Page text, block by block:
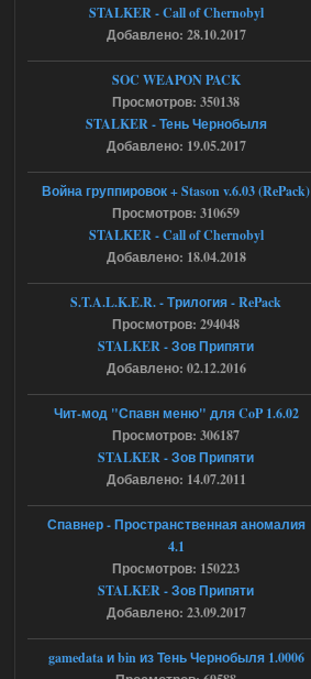
Доступно только для пользователей
Ответить ➤
Объединенный Пак 2 + OGSR +
STCoP WP 3.4
Доступно только для пользователей
Ответить ➤
04.08.2026
Объединенный Пак 2 + OGSR +
STCoP WP 3.4
Доступно только для пользователей
Ответить ➤
Объединенный Пак 2 + OGSR +
STCoP WP 3.4
Stalker-Mods-Clan-su
Доступно только для пользователей
STALKER - Call of Chernobyl
Добавлено: 28.10.2017
SOC WEAPON PACK
Просмотров: 350138
STALKER - Тень Чернобыля
Добавлено: 19.05.2017
Война группировок + Stason v.6.03 (RePack)
Просмотров: 310659
STALKER - Call of Chernobyl
Добавлено: 18.04.2018
S.T.A.L.K.E.R. - Трилогия - RePack
Просмотров: 294048
STALKER - Зов Припяти
Добавлено: 02.12.2016
Чит-мод "Спавн меню" для CoP 1.6.02
Просмотров: 306187
STALKER - Зов Припяти
Добавлено: 14.07.2011
Спавнер - Пространственная аномалия
4.1
Просмотров: 150223
STALKER - Зов Припяти
Добавлено: 23.09.2017
gamedata и bin из Тень Чернобыля 1.0006